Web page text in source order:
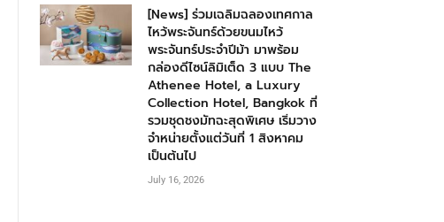
[News] ร่วมเฉลิมฉลองเทศกาล
ไหว้พระจันทร์ด้วยขนมไหว้
พระจันทร์ประจำปีม้า มาพร้อม
กล่องดีไซน์ลิมิเต็ด 3 แบบ The
Athenee Hotel, a Luxury
Collection Hotel, Bangkok ที่
รวมชุดชงมัทฉะสุดพิเศษ เริ่มวาง
จำหน่ายตั้งแต่วันที่ 1 สิงหาคม
เป็นต้นไป
July 16, 2026